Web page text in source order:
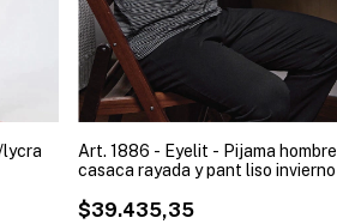
lycra
Art. 1886 - Eyelit - Pijama hombre
casaca rayada y pant liso invierno
$39.435,35